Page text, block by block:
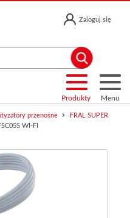
Produkty
Zaloguj się
Menu
przenośne
FRAL SUPER
WI-FI